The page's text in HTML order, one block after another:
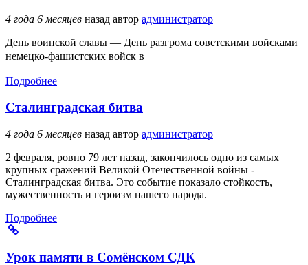
4 года 6 месяцев назад автор администратор
День воинской славы — День разгрома советскими войсками
немецко-фашистских войск в
Подробнее
Сталинградская битва
4 года 6 месяцев назад автор администратор
2 февраля, ровно 79 лет назад, закончилось одно из самых
крупных сражений Великой Отечественной войны -
Сталинградская битва. Это событие показало стойкость,
мужественность и героизм нашего народа.
Подробнее
Урок памяти в Сомёнском СДК